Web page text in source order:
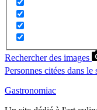
Rechercher des images
Personnes citées dans le
Gastronomiac